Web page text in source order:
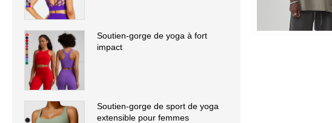
Soutien-gorge de yoga à fort
impact
Soutien-gorge de sport de yoga
extensible pour femmes